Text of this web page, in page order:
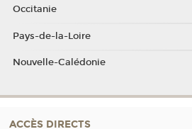
Occitanie
Pays-de-la-Loire
Nouvelle-Calédonie
ACCÈS DIRECTS